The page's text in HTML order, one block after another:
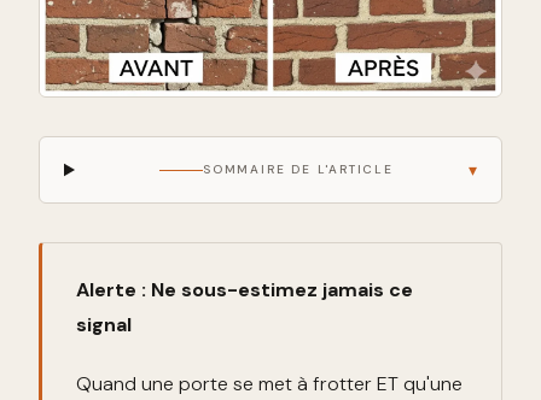
SOMMAIRE DE L'ARTICLE ▾
Alerte : Ne sous-estimez jamais ce
signal
Quand une porte se met à frotter ET qu'une